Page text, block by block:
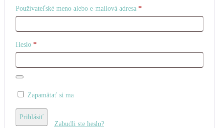
Používateľské meno alebo e-mailová adresa *Povinné
Heslo *Povinné
Zapamätať si ma
Prihlásiť
Zabudli ste heslo?